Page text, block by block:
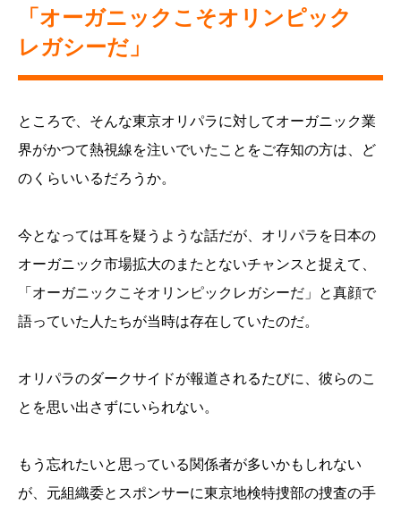
「オーガニックこそオリンピック
レガシーだ」
ところで、そんな東京オリパラに対してオーガニック業
界がかつて熱視線を注いでいたことをご存知の方は、ど
のくらいいるだろうか。
今となっては耳を疑うような話だが、オリパラを日本の
オーガニック市場拡大のまたとないチャンスと捉えて、
「オーガニックこそオリンピックレガシーだ」と真顔で
語っていた人たちが当時は存在していたのだ。
オリパラのダークサイドが報道されるたびに、彼らのこ
とを思い出さずにいられない。
もう忘れたいと思っている関係者が多いかもしれない
が、元組織委とスポンサーに東京地検特捜部の捜査の手